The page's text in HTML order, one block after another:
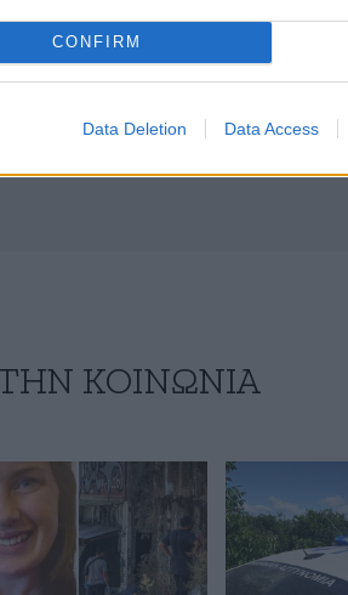
CONFIRM
Data Deletion Data Access
ΚΟΙΝΩΝΙΑ